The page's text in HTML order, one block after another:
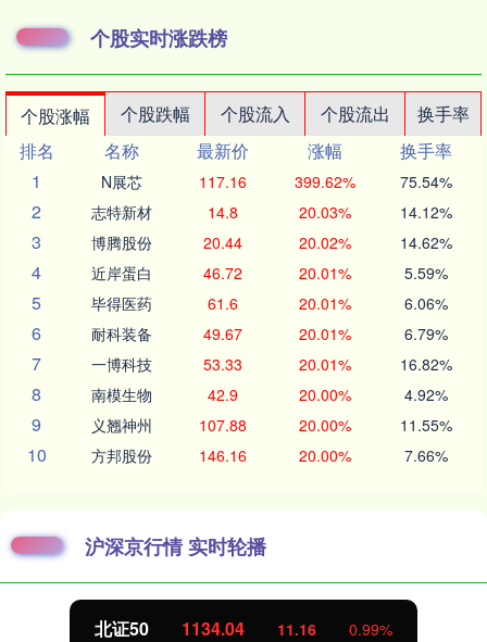
个股实时涨跌榜
个股涨幅 个股跌幅 个股流入 个股流出
换手率
排名
名称 最新价 涨幅
换手率
1
N展芯 117.16 399.62% 75.54%
2 志特新材 14.8 20.03% 14.12%
3 博腾股份 20.44 20.02% 14.62%
4 近岸蛋白 46.72 20.01% 5.59%
5 毕得医药 61.6 20.01% 6.06%
6 耐科装备 49.67 20.01% 6.79%
7 一博科技 53.33 20.01% 16.82%
8 南模生物 42.9 20.00% 4.92%
9 义翘神州 107.88 20.00% 11.55%
10 方邦股份 146.16 20.00% 7.66%
沪深京行情 实时轮播
0.99% 创业板指